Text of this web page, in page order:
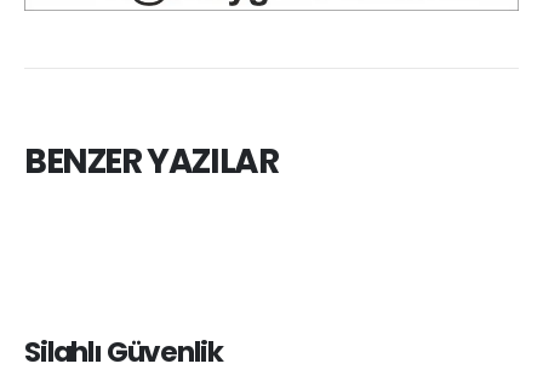
BENZER YAZILAR
Silahlı Güvenlik